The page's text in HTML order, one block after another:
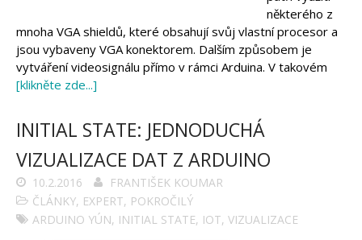
Arduino projekty
Arduino s Massimem Banzim
Arduino se Zbyškem Vodou
Arduino v příkladech
Arduino roboti
Tinylab
Videa
některého z
mnoha VGA shieldů, které obsahují svůj vlastní procesor a
jsou vybaveny VGA konektorem. Dalším způsobem je
vytváření videosignálu přímo v rámci Arduina. V takovém
[klikněte zde...]
INITIAL STATE: JEDNODUCHÁ
VIZUALIZACE DAT Z ARDUINO
10.2.2016
FRANTIŠEK KOUMAR
ČLÁNKY, EXPERT, POKROČILÝ
ARDUINO YÚN, INITIAL STATE, IOT, VIZUALIZACE